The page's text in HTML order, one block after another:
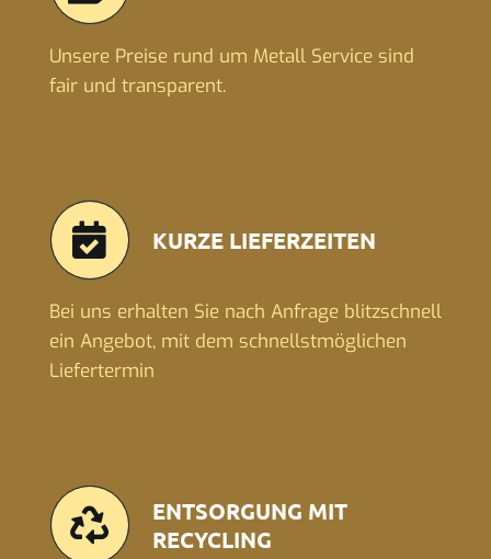
Unsere Preise rund um Metall Service sind
fair und transparent.
KURZE LIEFERZEITEN
Bei uns erhalten Sie nach Anfrage blitzschnell
ein Angebot, mit dem schnellstmöglichen
Liefertermin
ENTSORGUNG MIT
RECYCLING